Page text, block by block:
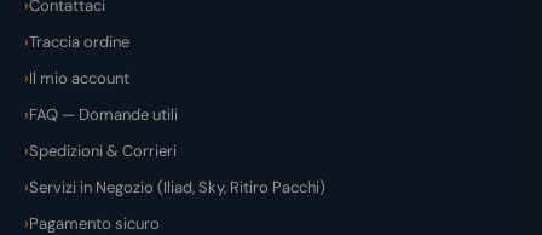
Contattaci
Traccia ordine
Il mio account
FAQ — Domande utili
Spedizioni & Corrieri
Servizi in Negozio (Iliad, Sky, Ritiro Pacchi)
Pagamento sicuro